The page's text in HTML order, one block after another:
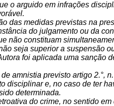
o arguido em infrações
das medidas previstas na
do julgamento ou da
não constituam
seja superior a suspensão
foi aplicada uma sanção
amnistia previsto artigo 2.°,
disciplinar e, no caso de ter
determinada.
do crime, no sentido